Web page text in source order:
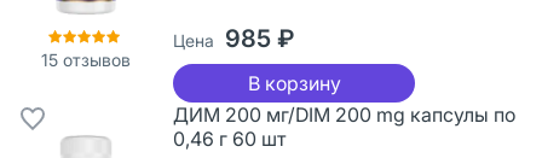
15 отзывов
Цена 985 ₽
В корзину
ДИМ 200 мг/DIM 200 mg капсулы по
0,46 г 60 шт